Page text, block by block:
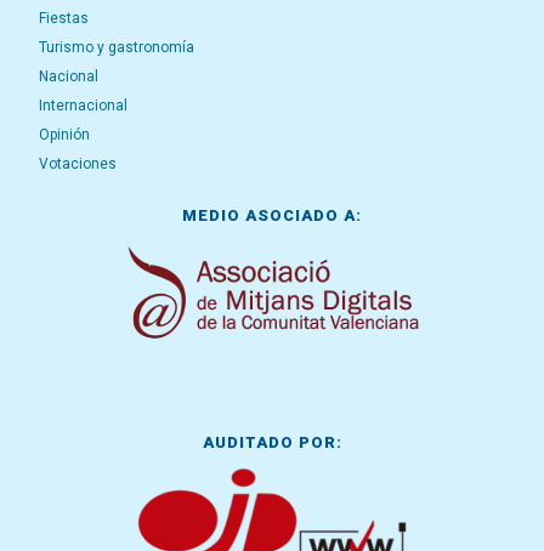
Fiestas
Turismo y gastronomía
Nacional
Internacional
Opinión
Votaciones
MEDIO ASOCIADO A:
AUDITADO POR: